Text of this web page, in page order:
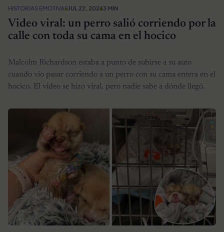
HISTORIAS EMOTIVASJUL 22, 20263 MIN
Video viral: un perro salió corriendo por la
calle con toda su cama en el hocico
Malcolm Richardson estaba a punto de subirse a su auto
cuando vio pasar corriendo a un perro con su cama entera en el
hocico. El video se hizo viral, pero nadie sabe a dónde llegó.